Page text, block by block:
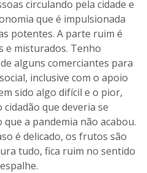
circulando pela cidade e
que é impulsionada
potentes. A parte ruim é
e misturados. Tenho
alguns comerciantes para
inclusive com o apoio
sido algo difícil e o pior,
que deveria se
a pandemia não acabou.
é delicado, os frutos são
tudo, fica ruim no sentido